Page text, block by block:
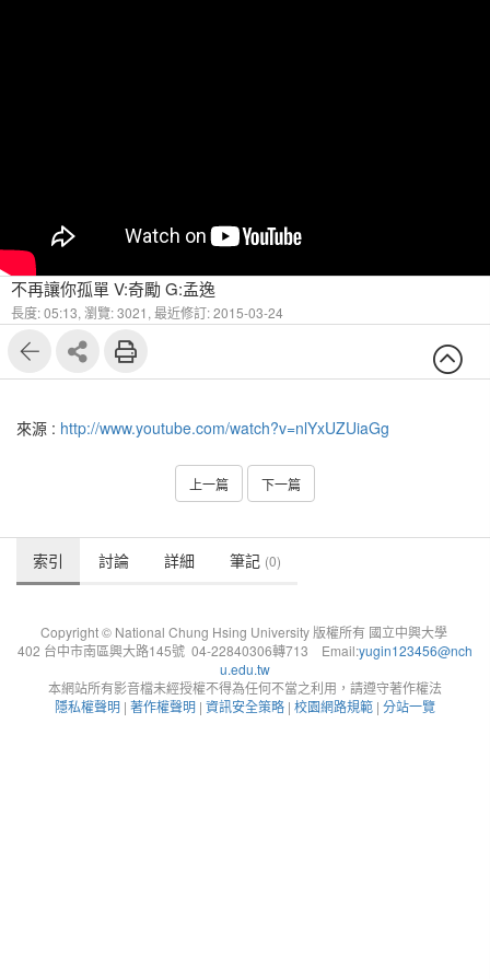
不再讓你孤單 V:奇勵 G:孟逸
長度: 05:13, 瀏覽: 3021, 最近修訂: 2015-03-24
來源 : http://www.youtube.com/watch?v=nlYxUZUiaGg
上一篇 下一篇
索引 討論 詳細 筆記 (0)
Copyright © National Chung Hsing University 版權所有 國立中興大學
402 台中市南區興大路145號 04-22840306轉713 Email:yugin123456@nch
u.edu.tw
本網站所有影音檔未經授權不得為任何不當之利用，請遵守著作權法
隱私權聲明 | 著作權聲明 | 資訊安全策略 | 校園網路規範 | 分站一覽